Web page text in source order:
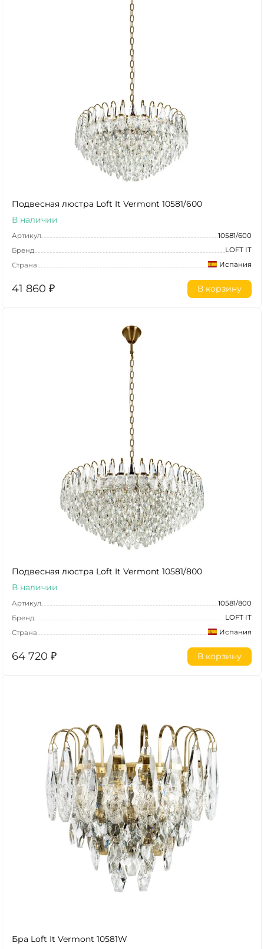
Подвесная люстра Loft It Vermont 10581/600
В наличии
Артикул
10581/600
Бренд
LOFT IT
Страна
Испания
41 860 ₽ В корзину
Подвесная люстра Loft It Vermont 10581/800
В наличии
Артикул
10581/800
Бренд
LOFT IT
Страна
Испания
64 720 ₽ В корзину
Бра Loft It Vermont 10581W